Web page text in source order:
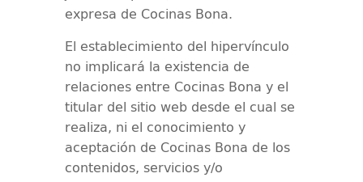
expresa de Cocinas Bona.
El establecimiento del hipervínculo
no implicará la existencia de
relaciones entre Cocinas Bona y el
titular del sitio web desde el cual se
realiza, ni el conocimiento y
aceptación de Cocinas Bona de los
contenidos, servicios y/o